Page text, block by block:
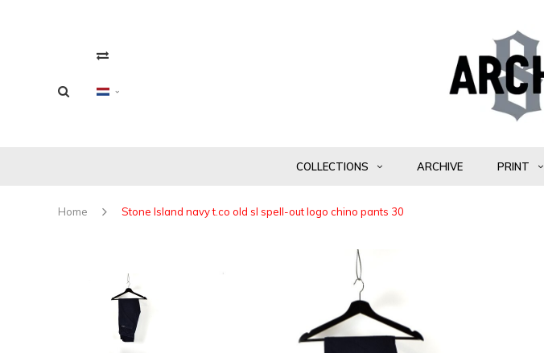
COLLECTIONS ARCHIVE PRINT
Home Stone Island navy t.co old sl spell-out logo chino pants 30